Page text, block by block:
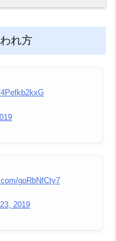
れ方
goRbNfCty7
2019